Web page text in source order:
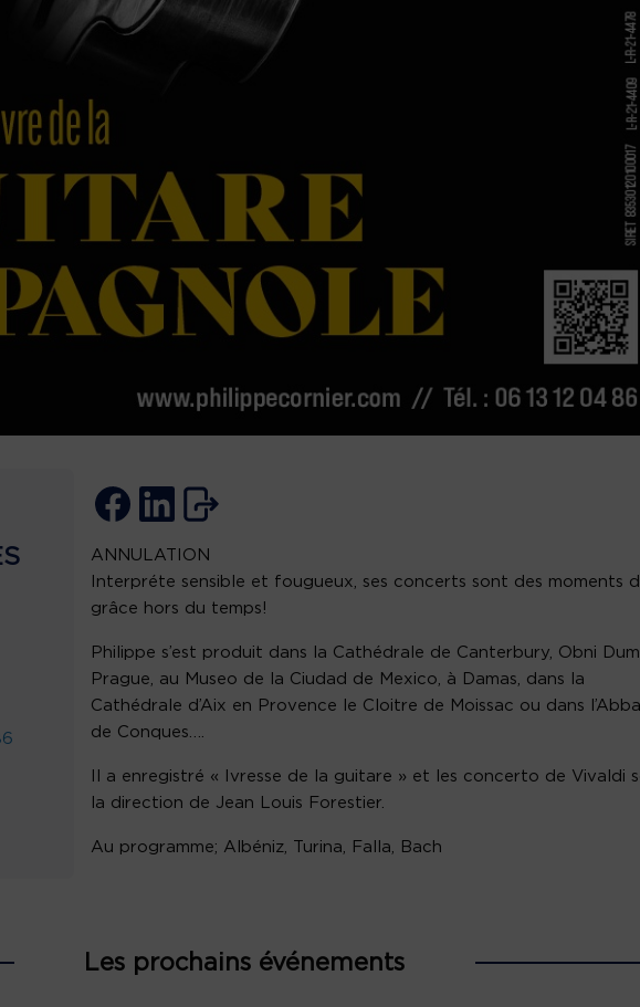
ANNULATION
Interpréte sensible et fougueux, ses concerts sont des moments
grâce hors du temps!
Philippe s’est produit dans la Cathédrale de Canterbury, Obni
Prague, au Museo de la Ciudad de Mexico, à Damas, dans la
Cathédrale d’Aix en Provence le Cloitre de Moissac ou dans
de Conques….
Il a enregistré « Ivresse de la guitare » et les concerto de Vivaldi
la direction de Jean Louis Forestier.
Au programme; Albéniz, Turina, Falla, Bach
Les prochains événements